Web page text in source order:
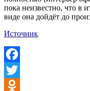
пока неизвестно, что в
виде она дойдёт до
Источник
Facebook
Twitter